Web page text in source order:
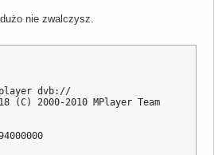
nie zwalczysz.
dvb://
(C) 2000-2010 MPlayer Team